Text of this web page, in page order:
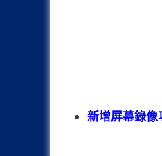
新增屏幕錄像